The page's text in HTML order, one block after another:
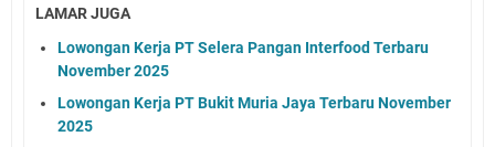
LAMAR JUGA
Lowongan Kerja PT Selera Pangan Interfood Terbaru
November 2025
Lowongan Kerja PT Bukit Muria Jaya Terbaru November
2025